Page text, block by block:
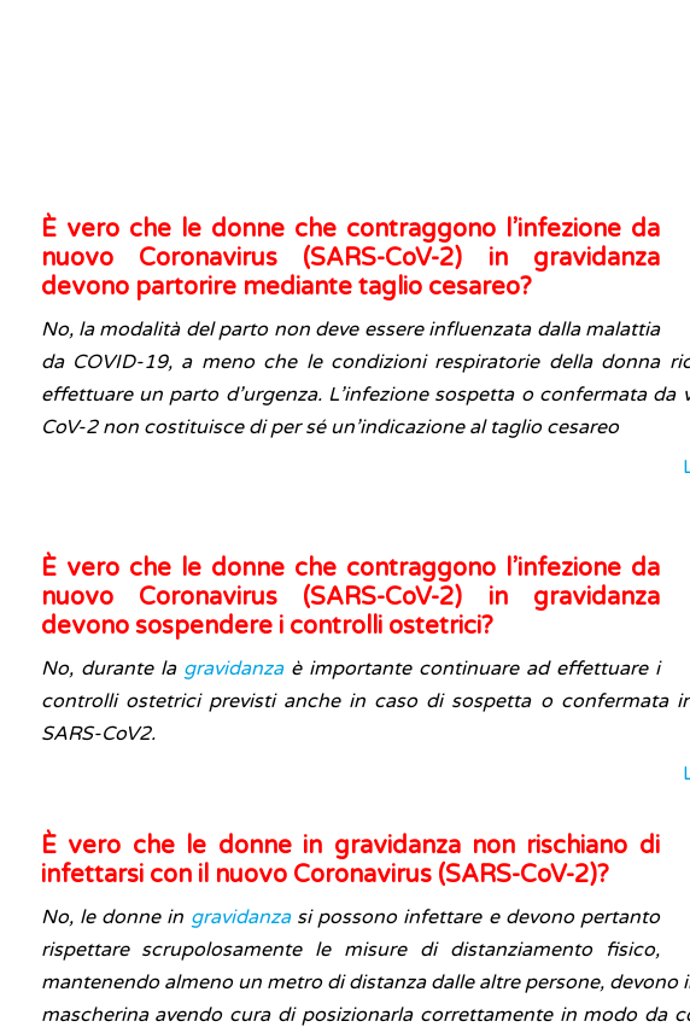
È vero che le donne che contraggono l’infezione da
nuovo Coronavirus (SARS-CoV-2) in gravidanza
devono partorire mediante taglio cesareo?
No, la modalità del parto non deve essere influenzata dalla malattia
da COVID-19, a meno che le condizioni respiratorie della donna
effettuare un parto d’urgenza. L’infezione sospetta o confermata da
CoV-2 non costituisce di per sé un’indicazione al taglio cesareo
È vero che le donne che contraggono l’infezione da
nuovo Coronavirus (SARS-CoV-2) in gravidanza
devono sospendere i controlli ostetrici?
No, durante la gravidanzaè importante continuare ad effettuare i
controlli ostetrici previsti anche in caso di sospetta o confermata
SARS-CoV2.
È vero che le donne in gravidanza non rischiano di
infettarsi con il nuovo Coronavirus (SARS-CoV-2)?
No, le donne in gravidanzasi possono infettare e devono pertanto
rispettare scrupolosamente le misure di distanziamento fisico,
mantenendo almeno un metro di distanza dalle altre persone, devono
mascherina avendo cura di posizionarla correttamente in modo da